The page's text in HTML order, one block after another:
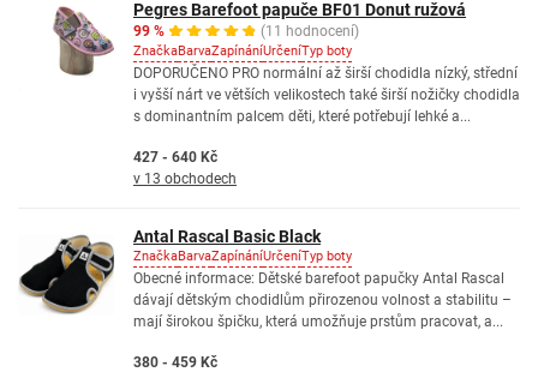
Pegres Barefoot papuče BF01 Donut ružová
99 % (11 hodnocení)
ZnačkaBarvaZapínáníUrčeníTyp boty
DOPORUČENO PRO normální až širší chodidla nízký, střední
i vyšší nárt ve větších velikostech také širší nožičky chodidla
s dominantním palcem děti, které potřebují lehké a...
427 - 640 Kč
v 13 obchodech
Antal Rascal Basic Black
ZnačkaBarvaZapínáníUrčeníTyp boty
Obecné informace: Dětské barefoot papučky Antal Rascal
dávají dětským chodidlům přirozenou volnost a stabilitu –
mají širokou špičku, která umožňuje prstům pracovat, a...
380 - 459 Kč